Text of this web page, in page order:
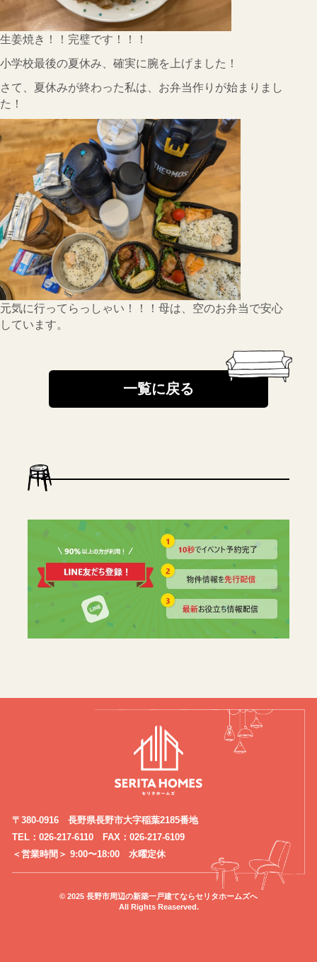
生姜焼き！！完璧です！！！
小学校最後の夏休み、確実に腕を上げました！
さて、夏休みが終わった私は、お弁当作りが始まりまし
た！
元気に行ってらっしゃい！！！母は、空のお弁当で安心
しています。
一覧に戻る
〒380-0916 長野県長野市大字稲葉2185番地
TEL：026-217-6110 FAX：026-217-6109
＜営業時間＞ 9:00〜18:00 水曜定休
© 2025 長野市周辺の新築一戸建てならセリタホームズへ
All Rights Reaserved.